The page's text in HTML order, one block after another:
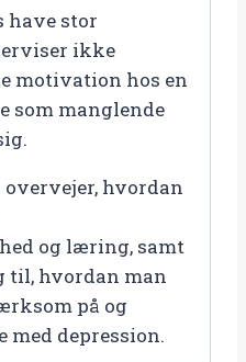
have stor
ikke
motivation hos en
som manglende
hvordan
og læring, samt
til, hvordan man
på og
med depression.